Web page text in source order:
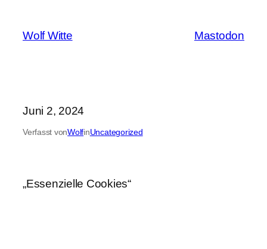
springen
Wolf Witte Mastodon
Juni 2, 2024
Verfasst vonWolfinUncategorized
„Essenzielle Cookies“